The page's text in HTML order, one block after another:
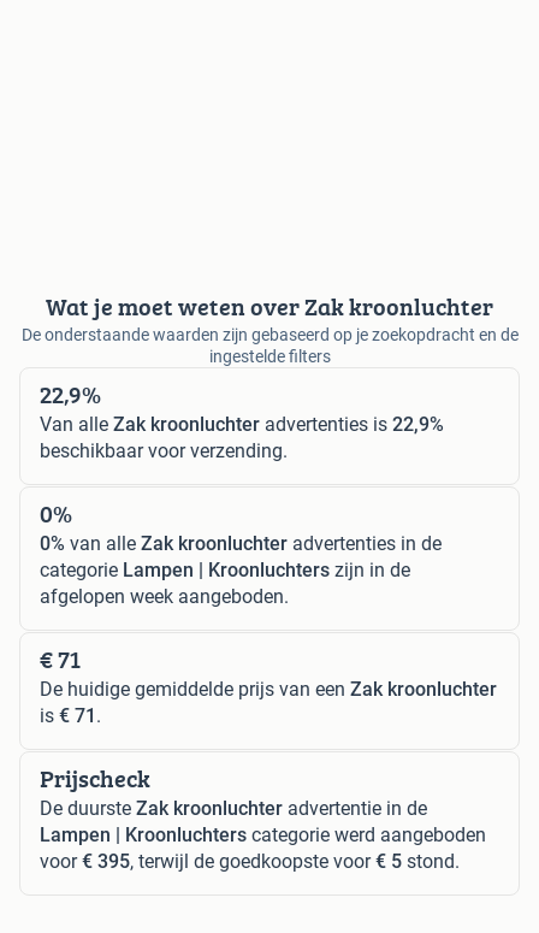
Wat je moet weten over Zak kroonluchter
De onderstaande waarden zijn gebaseerd op je zoekopdracht en de
ingestelde filters
22,9%
Van alle Zak kroonluchter advertenties is 22,9%
beschikbaar voor verzending.
0%
0% van alle Zak kroonluchter advertenties in de
categorie Lampen | Kroonluchters zijn in de
afgelopen week aangeboden.
€ 71
De huidige gemiddelde prijs van een Zak kroonluchter
is € 71 .
Prijscheck
De duurste Zak kroonluchter advertentie in de
Lampen | Kroonluchters categorie werd aangeboden
voor€ 395, terwijl de goedkoopste voor€ 5 stond.